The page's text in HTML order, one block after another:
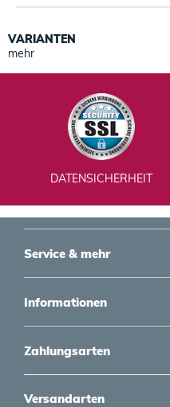
VARIANTEN
mehr
DATENSICHERHEIT
Service & mehr
Informationen
Zahlungsarten
Versandarten